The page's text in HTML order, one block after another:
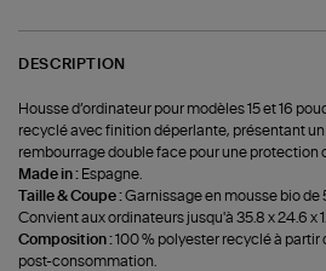
DESCRIPTION
Housse d’ordinateur pour modèles 15 et 16
recyclé avec finition déperlante, présentant un
rembourrage double face pour une protection
Made in : Espagne.
Taille & Coupe :Garnissage en mousse bio de
Convient aux ordinateurs jusqu'à 35.8 x 24.6 x
Composition :100 % polyester recyclé à
post-consommation.